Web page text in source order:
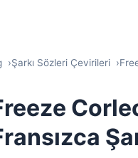
Şarkı Sözleri Çevirileri